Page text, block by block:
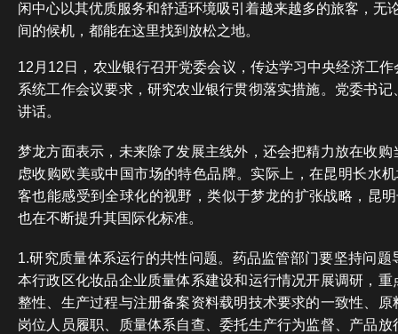
闲中心以其优质服务和舒适环境吸引着越来越多的旅客，无
间的候机，都能在这里找到放松之地。
12月12日，农业银行召开党委会议，传达学习中央经济工
系统工作会议要求，研究农业银行贯彻落实措施。党委书
讲话。
梦龙方面表示，未来除了发展主线外，还会把精力放在收
虑收购欧美或中国市场的特色品牌。实际上，在昆明长水
客也能感受到全球化的视野，类似于梦龙的扩张战略，昆
也在不断提升其国际化标准。
1.研究质量体系运行的共性问题。药品监管部门要坚持问题
本行政区化妆品企业质量体系建设和运行情况开展调研，
整性、生产过程与注册备案资料载明技术要求的一致性、
岗位人员履职、质量体系自查、委托生产行为监督、产品